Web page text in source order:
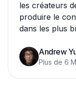
les créateurs
produire le
dans les plus
Andrew
Plus de 6